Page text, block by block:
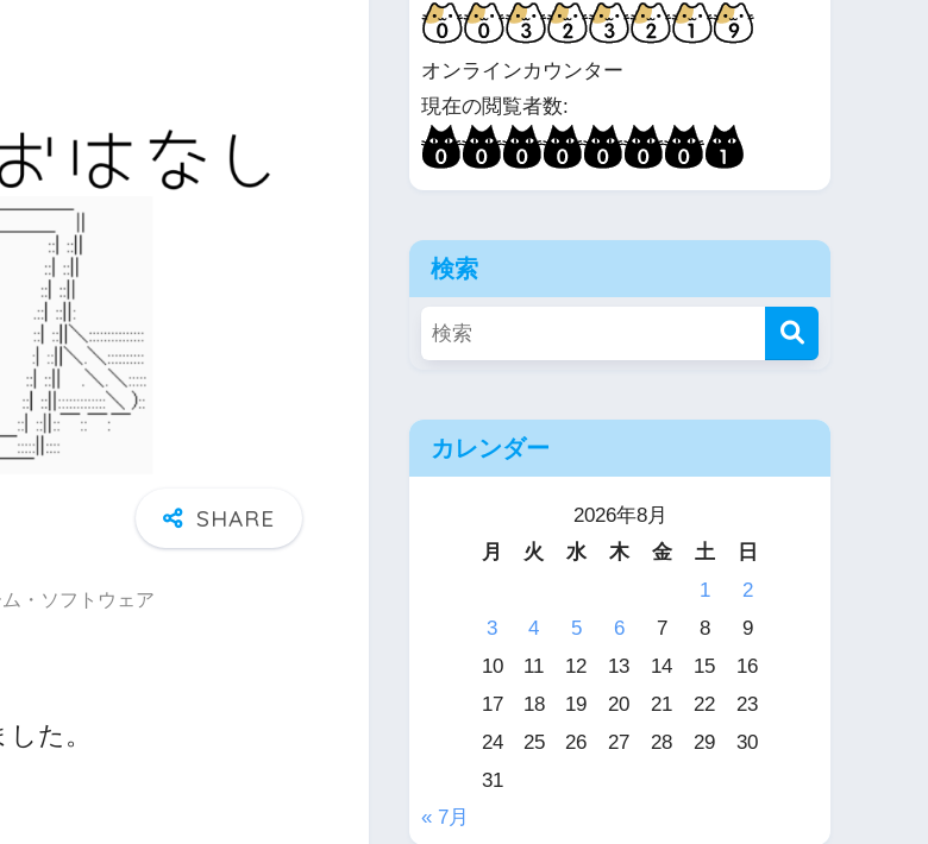
・ソフトウェア
た。
オンラインカウンター
現在の閲覧者数:
検索
カレンダー
2026年8月
月
火 水 木 金 土
日
1
2
3
4 5 6 7 8
9
10
11 12 13 14 15
16
17
18 19 20 21 22
23
24
25 26 27 28 29
30
31
« 7月